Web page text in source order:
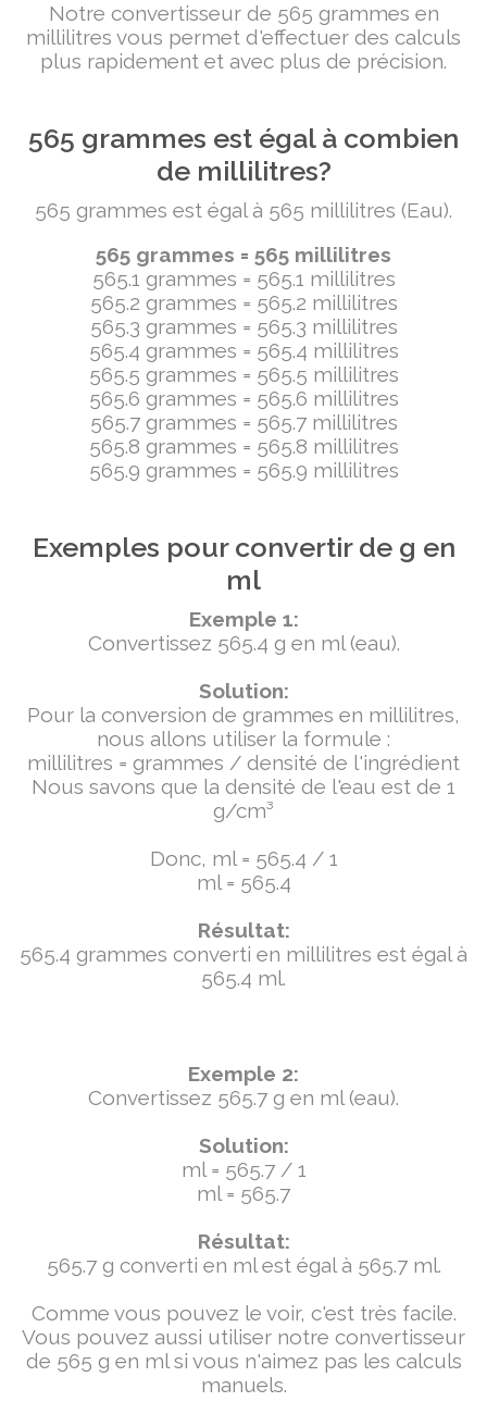
Notre convertisseur de 565 grammes en
millilitres vous permet d'effectuer des calculs
plus rapidement et avec plus de précision.
565 grammes est égal à combien
de millilitres?
565 grammes est égal à 565 millilitres (Eau).
565 grammes = 565 millilitres
565.1 grammes = 565.1 millilitres
565.2 grammes = 565.2 millilitres
565.3 grammes = 565.3 millilitres
565.4 grammes = 565.4 millilitres
565.5 grammes = 565.5 millilitres
565.6 grammes = 565.6 millilitres
565.7 grammes = 565.7 millilitres
565.8 grammes = 565.8 millilitres
565.9 grammes = 565.9 millilitres
Exemples pour convertir de g en
ml
Exemple 1:
Convertissez 565.4 g en ml (eau).
Solution:
Pour la conversion de grammes en millilitres,
nous allons utiliser la formule :
millilitres = grammes / densité de l'ingrédient
Nous savons que la densité de l'eau est de 1
g/cm³
Donc, ml = 565.4 / 1
ml = 565.4
Résultat:
565.4 grammes converti en millilitres est égal à
565.4 ml.
Exemple 2:
Convertissez 565.7 g en ml (eau).
Solution:
ml = 565.7 / 1
ml = 565.7
Résultat:
565.7 g converti en ml est égal à 565.7 ml.
Comme vous pouvez le voir, c'est très facile.
Vous pouvez aussi utiliser notre convertisseur
de 565 g en ml si vous n'aimez pas les calculs
manuels.